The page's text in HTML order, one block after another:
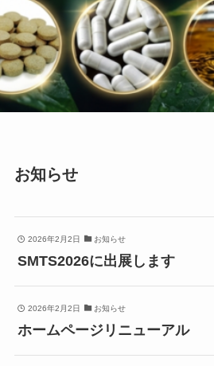
お知らせ
2026年2月2日 お知らせ
SMTS2026に出展します
2026年2月2日 お知らせ
ホームページリニューアル